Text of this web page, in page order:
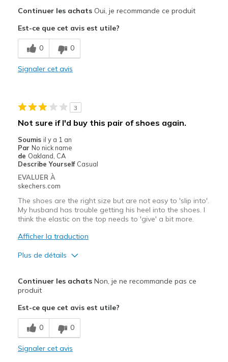
Comfortable
Durable
Casual Wear
Width
Sizing
Feels true to size
View On Shoes
Continuer les achatsOui, je recommande ce produit
Est-ce que cet avis est utile?
0 0
Signaler cet avis
3
Not sure if I'd buy this pair of shoes again.
Soumis il y a 1 an
Par No nick name
de Oakland, CA
Describe Yourself Casual
EVALUER À
skechers.com
The shoes are the right size but are not easy to 'slip into'.
My husband has trouble getting his heel into the shoes. I
think the elastic on the top needs to 'give' a bit more.
Afficher la traduction
Plus de détails
Attractive Design
Stylish
Le contre
Need Break In
Continuer les achatsNon, je ne recommande pas ce
produit
Est-ce que cet avis est utile?
0 0
Signaler cet avis